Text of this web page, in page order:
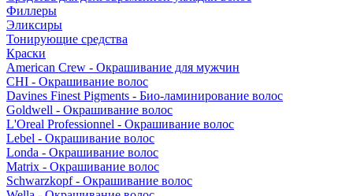
Филлеры
Эликсиры
Тонирующие средства
Краски
American Crew - Окрашивание для мужчин
CHI - Окрашивание волос
Davines Finest Pigments - Био-ламинирование волос
Goldwell - Окрашивание волос
L'Oreal Professionnel - Окрашивание волос
Lebel - Окрашивание волос
Londa - Окрашивание волос
Matrix - Окрашивание волос
Schwarzkopf - Окрашивание волос